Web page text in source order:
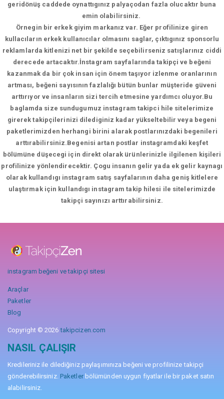
geridönüş caddede oynattıgınız palyaçodan fazla olucaktır buna
emin olabilirsiniz.
Örnegin bir erkek giyim markanız var. Eğer profilinize giren
kullacıların erkek kullanıcılar olmasını saglar, çıktıgınız sponsorlu
reklamlarda kitlenizi net bir şekilde seçebilirseniz satışlarınız ciddi
derecede artacaktır.İnstagram sayfalarında takipçi ve beğeni
kazanmak da bir çok insan için önem taşıyor izlenme oranlarının
artması, beğeni sayısının fazlalığı bütün bunlar müşteride güveni
arttırıyor ve insanların sizi tercih etmesine yardımcı oluyor.Bu
baglamda size sundugumuz instagram takipci hile sitelerimize
girerek takipçilerinizi dilediginiz kadar yükseltebilir veya begeni
paketlerimizden herhangi birini alarak postlarınızdaki begenileri
arttırabilirsiniz.Begenisi artan postlar instagramdaki keşfet
bölümüne düşecegi için direkt olarak ürünlerinizle ilgilenen kişileri
profilinize yönlendirecektir. Çogu insanın gelir yada ek gelir kaynagı
olarak kullandıgı instagram satış sayfalarının daha geniş kitlelere
ulaştırmak için kullandıgı instagram takip hilesi ile sitelerimizde
takipçi sayınızı arttırabilirsiniz.
instagram beğeni ve takipçi sitesi
Araçlar
Paketler
Blog
Copyright © 2026takipcizen.com
NASIL ÇALIŞIR
Kredileriniz ile dilediğiniz paylaşımınıza beğeni ve profilinize takipçi
gönderebilirsiniz. Paketlerbölümünden uygun fiyatlar ile bir paket satın
alabilirsiniz.